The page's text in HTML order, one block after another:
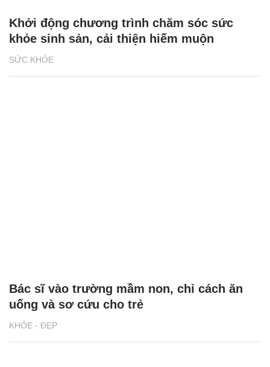
SỨC KHỎE
Khởi động chương trình chăm sóc sức
khỏe sinh sản, cải thiện hiếm muộn
KHỎE - ĐẸP
Bác sĩ vào trường mầm non, chỉ cách ăn
uống và sơ cứu cho trẻ